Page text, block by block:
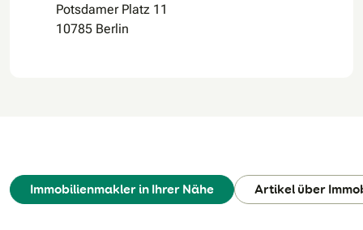
Potsdamer Platz 11
10785 Berlin
Immobilienmakler in Ihrer Nähe Artikel über